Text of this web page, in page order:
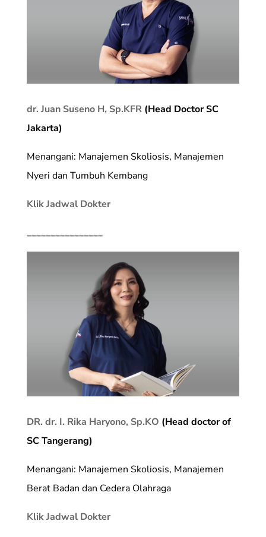
dr. Juan Suseno H, Sp.KFR(Head Doctor SC
Jakarta)
Menangani: Manajemen Skoliosis, Manajemen
Nyeri dan Tumbuh Kembang
Klik Jadwal Dokter
________________
DR. dr. I. Rika Haryono, Sp.KO (Head doctor of
SC Tangerang)
Menangani: Manajemen Skoliosis, Manajemen
Berat Badan dan Cedera Olahraga
Klik Jadwal Dokter